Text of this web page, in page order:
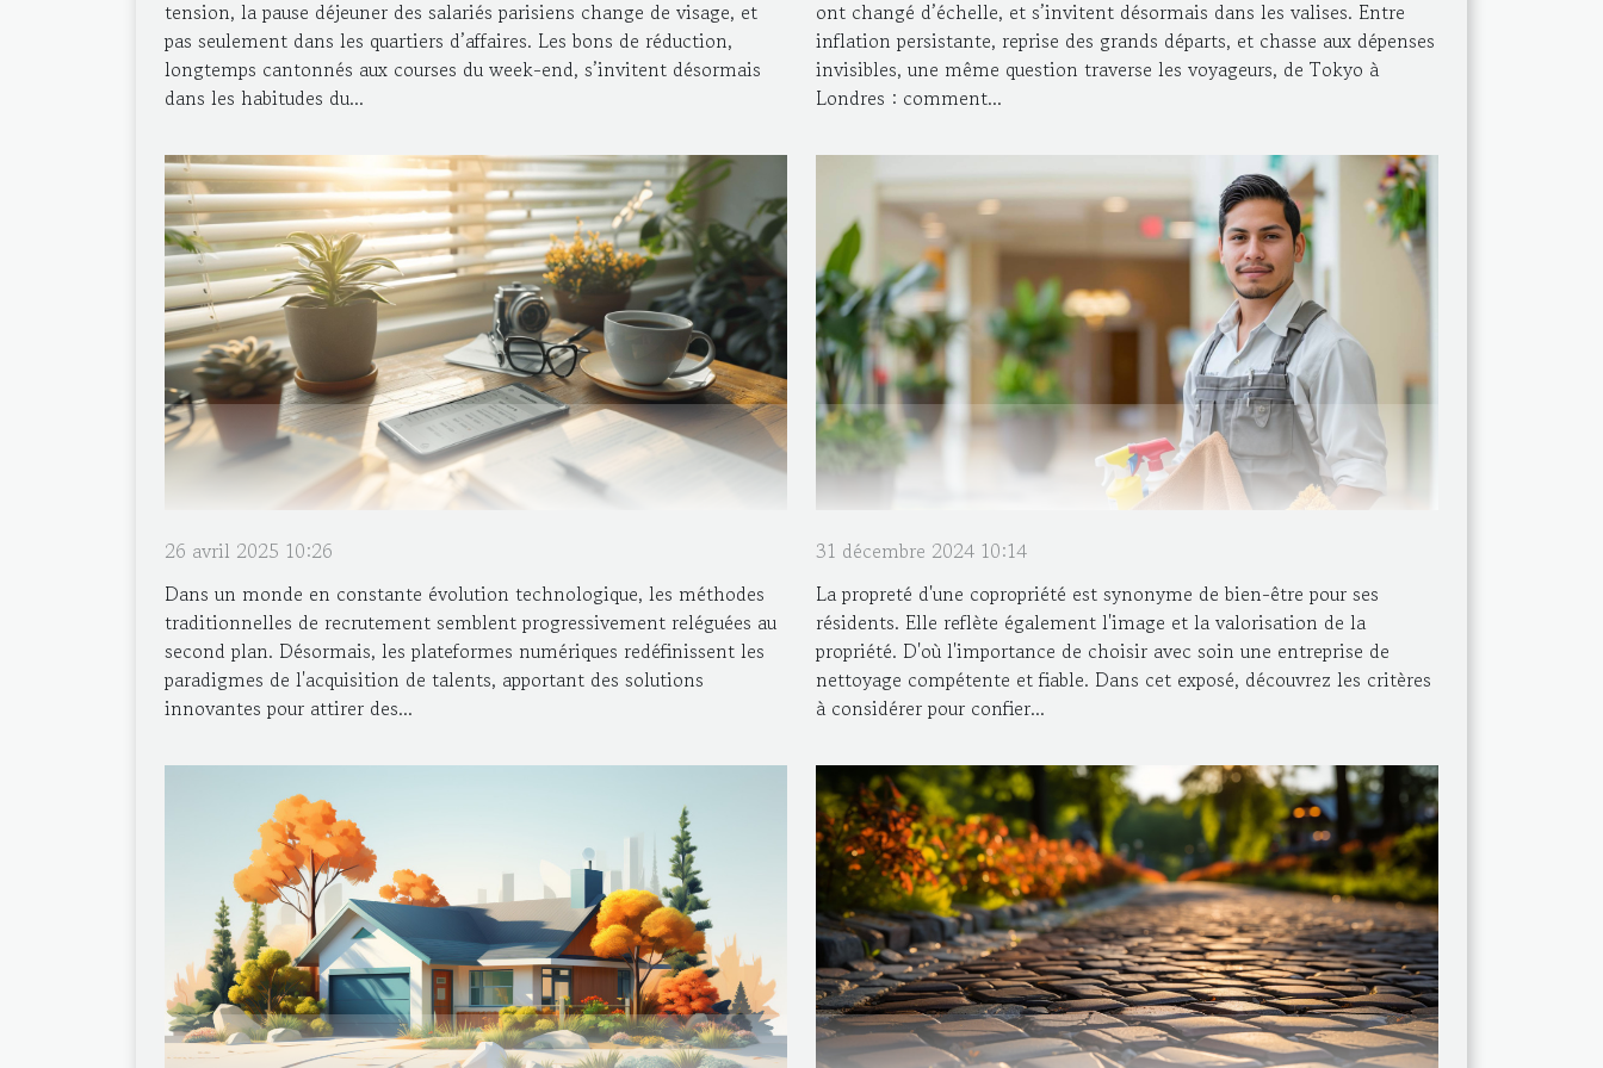
tension, la pause déjeuner des salariés parisiens change de visage, et
pas seulement dans les quartiers d’affaires. Les bons de réduction,
longtemps cantonnés aux courses du week-end, s’invitent désormais
dans les habitudes du...
ont changé d’échelle, et s’invitent désormais dans les valises. Entre
inflation persistante, reprise des grands départs, et chasse aux dépenses
invisibles, une même question traverse les voyageurs, de Tokyo à
Londres : comment...
26 avril 2025 10:26
Dans un monde en constante évolution technologique, les méthodes
traditionnelles de recrutement semblent progressivement reléguées au
second plan. Désormais, les plateformes numériques redéfinissent les
paradigmes de l'acquisition de talents, apportant des solutions
innovantes pour attirer des...
31 décembre 2024 10:14
La propreté d'une copropriété est synonyme de bien-être pour ses
résidents. Elle reflète également l'image et la valorisation de la
propriété. D'où l'importance de choisir avec soin une entreprise de
nettoyage compétente et fiable. Dans cet exposé, découvrez les critères
à considérer pour confier...